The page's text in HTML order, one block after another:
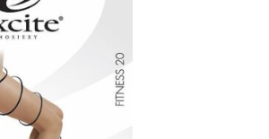
Add to
wishlist